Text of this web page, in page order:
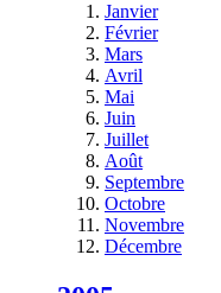
Janvier
Février
Mars
Avril
Mai
Juin
Juillet
Août
Septembre
Octobre
Novembre
Décembre